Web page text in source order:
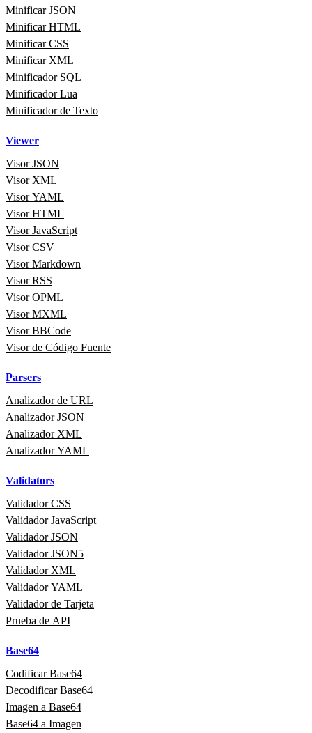
Minificar JSON
Minificar HTML
Minificar CSS
Minificar XML
Minificador SQL
Minificador Lua
Minificador de Texto
Viewer
Visor JSON
Visor XML
Visor YAML
Visor HTML
Visor JavaScript
Visor CSV
Visor Markdown
Visor RSS
Visor OPML
Visor MXML
Visor BBCode
Visor de Código Fuente
Parsers
Analizador de URL
Analizador JSON
Analizador XML
Analizador YAML
Validators
Validador CSS
Validador JavaScript
Validador JSON
Validador JSON5
Validador XML
Validador YAML
Validador de Tarjeta
Prueba de API
Base64
Codificar Base64
Decodificar Base64
Imagen a Base64
Base64 a Imagen